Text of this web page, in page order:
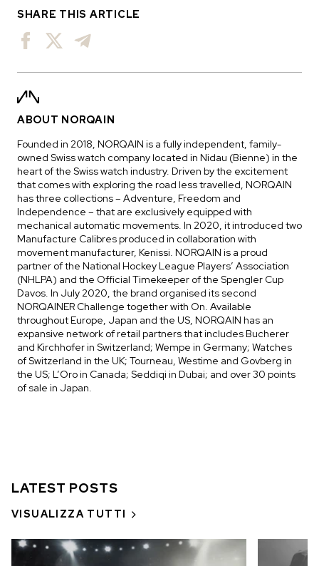
SHARE THIS ARTICLE
ABOUT NORQAIN
Founded in 2018, NORQAIN is a fully independent, family-
owned Swiss watch company located in Nidau (Bienne) in the
heart of the Swiss watch industry. Driven by the excitement
that comes with exploring the road less travelled, NORQAIN
has three collections – Adventure, Freedom and
Independence – that are exclusively equipped with
mechanical automatic movements. In 2020, it introduced two
Manufacture Calibres produced in collaboration with
movement manufacturer, Kenissi. NORQAIN is a proud
partner of the National Hockey League Players’ Association
(NHLPA) and the Official Timekeeper of the Spengler Cup
Davos. In July 2020, the brand organised its second
NORQAINER Challenge together with On. Available
throughout Europe, Japan and the US, NORQAIN has an
expansive network of retail partners that includes Bucherer
and Kirchhofer in Switzerland; Wempe in Germany; Watches
of Switzerland in the UK; Tourneau, Westime and Govberg in
the US; L’Oro in Canada; Seddiqi in Dubai; and over 30 points
of sale in Japan.
LATEST POSTS
VISUALIZZA TUTTI